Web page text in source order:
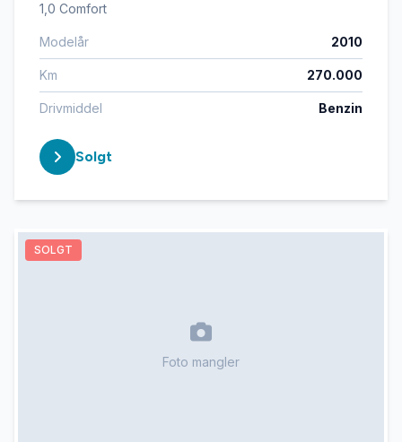
1,0 Comfort
Modelår 2010
Km 270.000
Drivmiddel Benzin
Solgt
SOLGT
Foto mangler